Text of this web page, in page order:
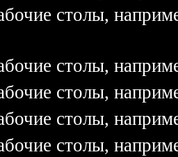
столы,
столы,
столы,
столы,
столы,